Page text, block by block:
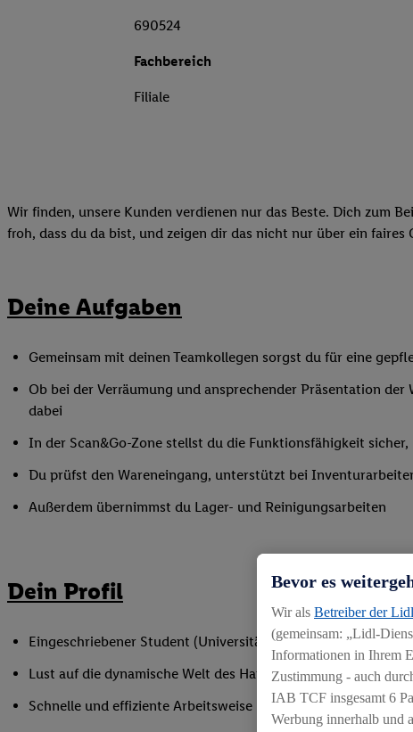
690524
Fachbereich
Filiale
Wir finden, unsere Kunden verdienen nur das Beste. Dich zum
froh, dass du da bist, und zeigen dir das nicht nur über ein
Deine Aufgaben
Gemeinsam mit deinen Teamkollegen sorgst du für eine
Ob bei der Verräumung und ansprechender Präsentation
dabei
In der Scan&Go-Zone stellst du die Funktionsfähigkeit
Du prüfst den Wareneingang, unterstützt bei
Außerdem übernimmst du Lager- und Reinigungsarbeiten
Dein Profil
Eingeschriebener Student (Universität oder Hochschule)
Lust auf die dynamische Welt des Handels
Schnelle und effiziente Arbeitsweise
Bevor es
Wir als Betreiber der
(gemeinsam: „Lidl-
Informationen in Ihrem
Zustimmung - auch
IAB TCF insgesamt 6
Werbung innerhalb und